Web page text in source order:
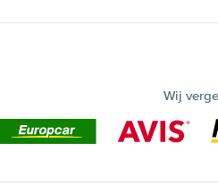
Wij